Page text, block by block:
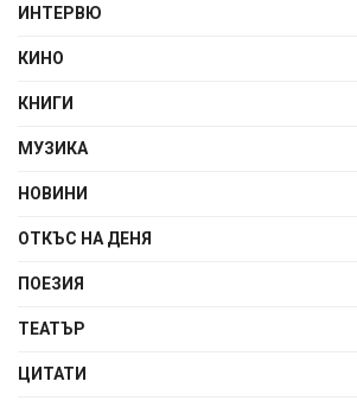
ИНТЕРВЮ
КИНО
КНИГИ
МУЗИКА
НОВИНИ
ОТКЪС НА ДЕНЯ
ПОЕЗИЯ
ТЕАТЪР
ЦИТАТИ